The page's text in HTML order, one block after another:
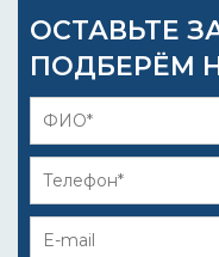
ОСТАВЬТЕ
ПОДБЕРЁМ